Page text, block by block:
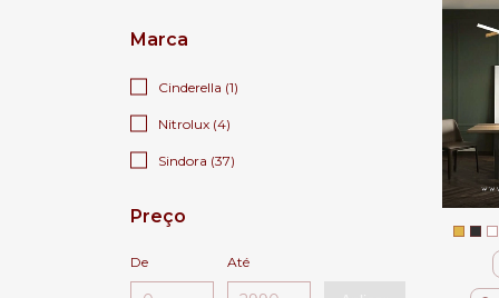
Marca
Cinderella (1)
Nitrolux (4)
Sindora (37)
Preço
De Até